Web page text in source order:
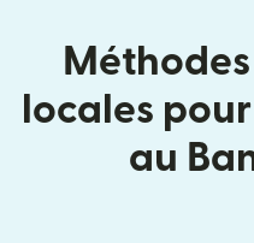
locales
au